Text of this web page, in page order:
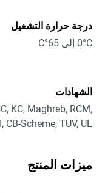
درجة حرارة التشغيل
0°C إلى 65°C
الشهادات
KC, Maghreb, RCM,
CB-Scheme, TUV, UL
ميزات المنتج